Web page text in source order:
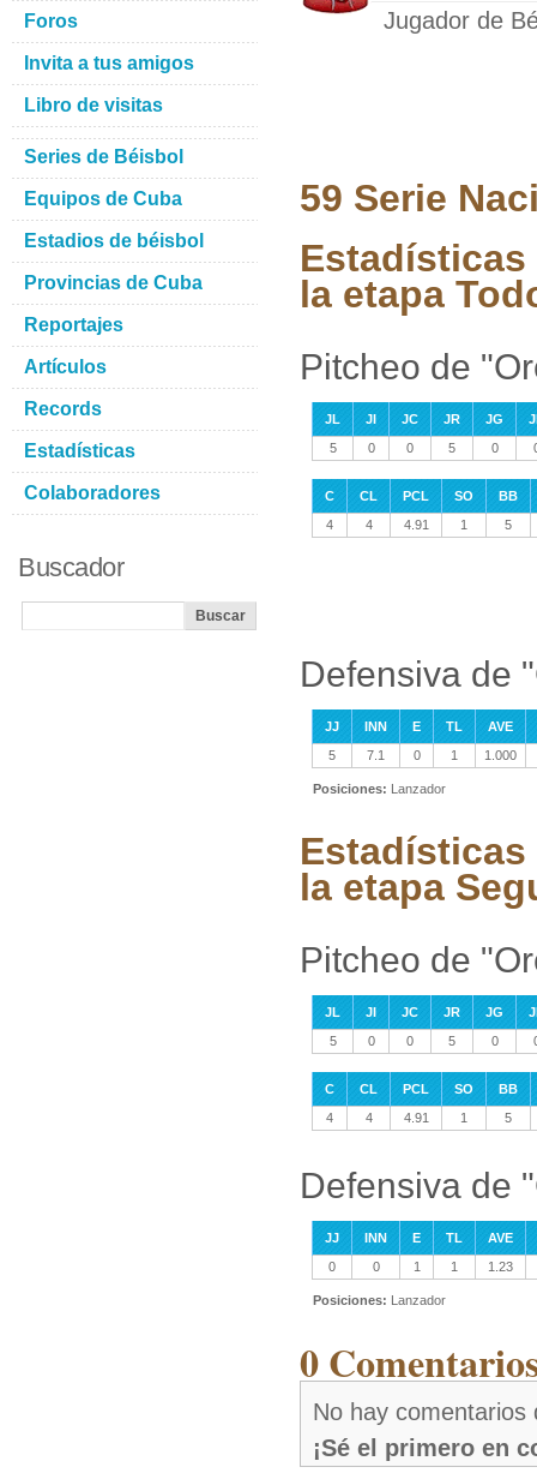
Jugador de
59 Serie
la etapa
Pitcheo de
JL JI JC JR JG
5
0 0 5 0
C CL PCL SO
BB
4
4 4.91 1 5
Defensiva de
JJ INN E TL
AVE
5
7.1 0 1 1.000
Posiciones: Lanzador
la etapa
Pitcheo de
JL JI JC JR JG
5
0 0 5 0
C CL PCL SO
BB
4
4 4.91 1 5
Defensiva de
JJ INN E TL
AVE
0
0 1 1 1.23
Posiciones: Lanzador
0
No hay comentarios
¡Sé el primero en
Foros
Invita a tus amigos
Libro de visitas
Series de Béisbol
Equipos de Cuba
Estadios de béisbol
Provincias de Cuba
Reportajes
Artículos
Records
Estadísticas
Colaboradores
Buscador